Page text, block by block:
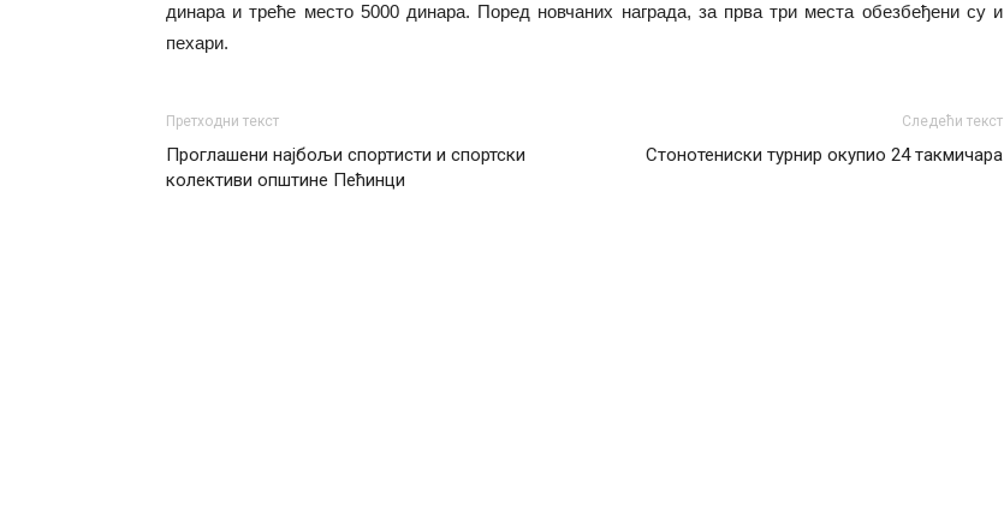
динара и треће место 5000 динара. Поред новчаних награда, за прва три места обезбеђени су и
пехари.
Претходни текст
Проглашени најбољи спортисти и спортски
колективи општине Пећинци
Следећи текст
Стонотениски турнир окупио 24 такмичара